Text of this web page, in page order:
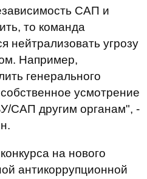
САП и
то команда
нейтрализовать угрозу
Например,
генерального
усмотрение
САП другим органам", -
на нового
антикоррупционной